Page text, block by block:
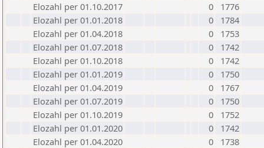
Elozahl per 01.10.2017
0
1776
Elozahl per 01.01.2018
0
1784
Elozahl per 01.04.2018
0
1753
Elozahl per 01.07.2018
0
1742
Elozahl per 01.10.2018
0
1742
Elozahl per 01.01.2019
0
1750
Elozahl per 01.04.2019
0
1767
Elozahl per 01.07.2019
0
1750
Elozahl per 01.10.2019
0
1752
Elozahl per 01.01.2020
0
1742
Elozahl per 01.04.2020
0
1738